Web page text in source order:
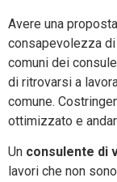
Avere una
consapevolezza di
comuni dei
di ritrovarsi a
comune.
ottimizzato e
Un consulente di
lavori che non